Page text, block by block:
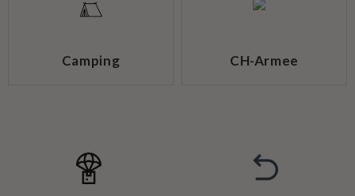
Camping CH-Armee